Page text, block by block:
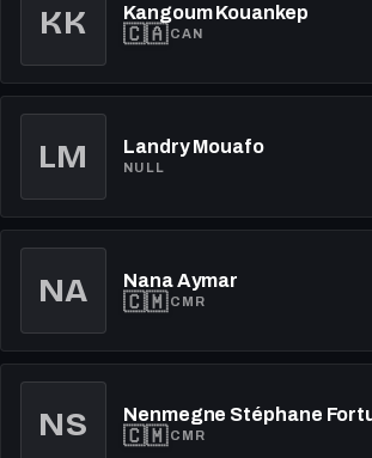
KK Kangoum Kouankep
🇨🇦CAN
LM Landry Mouafo
NULL
NA Nana Aymar
🇨🇲CMR
NS Nenmegne Stéphane
🇨🇲CMR